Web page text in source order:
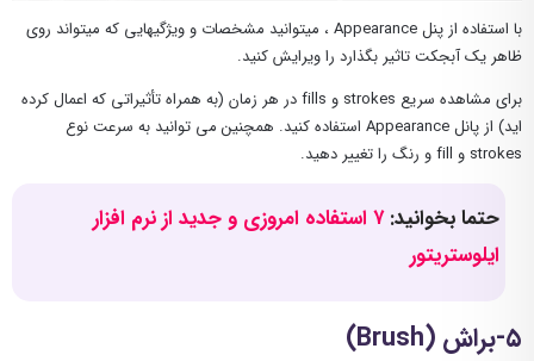
با استفاده از پنل Appearance ، میتوانید مشخصات و ویژگیهایی که میتواند روی
ظاهر یک آبجکت تاثیر بگذارد را ویرایش کنید.
برای مشاهده سریع strokes و fills در هر زمان (به همراه تأثیراتی که اعمال کرده
اید) از پانل Appearance استفاده کنید. همچنین می توانید به سرعت نوع
strokes و fill و رنگ را تغییر دهید.
حتما بخوانید: ۷ استفاده امروزی و جدید از نرم افزار
ایلوستریتور
۵-براش (Brush)